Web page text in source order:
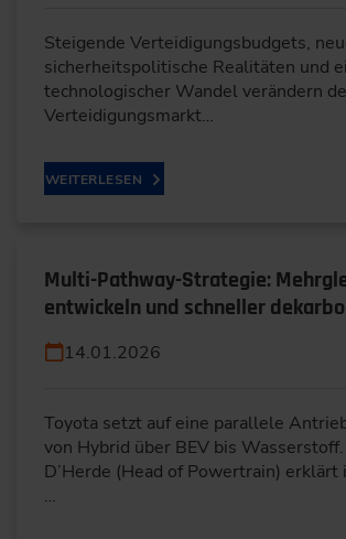
Steigende Verteidigungsbudgets,
sicherheitspolitische Realitäten und
technologischer Wandel verändern
Verteidigungsmarkt…
WEITERLESEN
Multi-Pathway-Strategie:
entwickeln und schneller
14.01.2026
Toyota setzt auf eine parallele
von Hybrid über BEV bis
D’Herde (Head of Powertrain) erklärt
…